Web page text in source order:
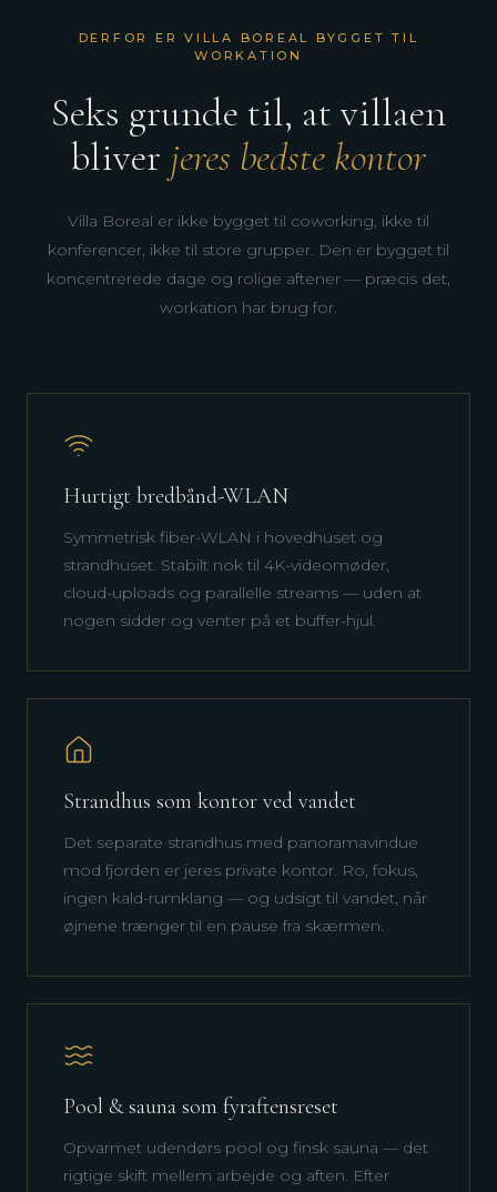
DERFOR ER VILLA BOREAL BYGGET TIL
WORKATION
Seks grunde til, at villaen
bliver jeres bedste kontor
Villa Boreal er ikke bygget til coworking, ikke til
konferencer, ikke til store grupper. Den er bygget til
koncentrerede dage og rolige aftener — præcis det,
workation har brug for.
Hurtigt bredbånd-WLAN
Symmetrisk fiber-WLAN i hovedhuset og
strandhuset. Stabilt nok til 4K-videomøder,
cloud-uploads og parallelle streams — uden at
nogen sidder og venter på et buffer-hjul.
Strandhus som kontor ved vandet
Det separate strandhus med panoramavindue
mod fjorden er jeres private kontor. Ro, fokus,
ingen kald-rumklang — og udsigt til vandet, når
øjnene trænger til en pause fra skærmen.
Pool & sauna som fyraftensreset
Opvarmet udendørs pool og finsk sauna — det
rigtige skift mellem arbejde og aften. Efter